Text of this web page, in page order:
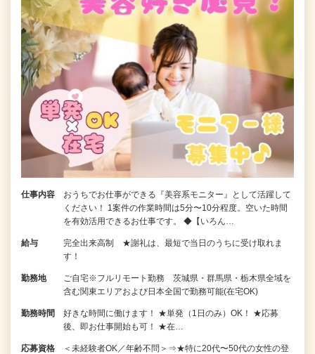
仕事内容
おうちでお仕事ができる『美容系モニター』として活躍して
ください！ 1案件の作業時間は5分〜10分程度。空いた時間
を有効活用できるお仕事です。 ◆【いろん…
給与
完全出来高制 ★謝礼は、最短で当日のうちに受け取れま
す！
勤務地
ご自宅※フルリモート勤務 茨城県・群馬県・栃木県全域を
含む関東エリアおよび日本全国で勤務可能(在宅OK)
勤務時間
好きな時間に働けます！ ★単発（1日のみ）OK！ ★応募
後、即お仕事開始も可！ ★在…
応募資格
＜未経験者OK／年齢不問＞⇒★特に20代〜50代の女性の登